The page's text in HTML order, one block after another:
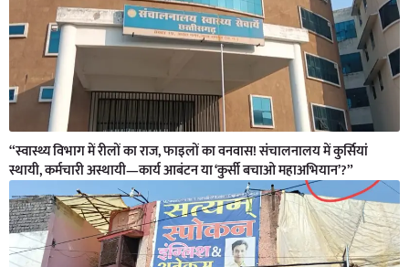
“स्वास्थ्य विभाग में रीलों का राज, फाइलों का वनवास! संचालनालय में कुर्सियां
स्थायी, कर्मचारी अस्थायी—कार्य आबंटन या ‘कुर्सी बचाओ महाअभियान’?”